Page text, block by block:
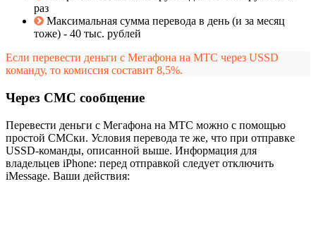
раз
Максимальная сумма перевода в день (и за месяц
тоже) - 40 тыс. рублей
Если перевести деньги с Мегафона на МТС через USSD
команду, то комиссия составит 8,5%.
Через СМС сообщение
Перевести деньги с Мегафона на МТС можно с помощью
простой СМСки. Условия перевода те же, что при отправке
USSD-команды, описанной выше. Информация для
владельцев iPhone: перед отправкой следует отключить
iMessage. Ваши действия: